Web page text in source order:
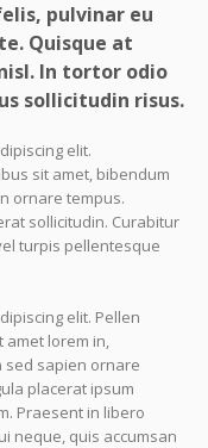
pulvinar eu
Quisque at
In tortor odio
sollicitudin risus.
elit.
sit amet, bibendum
ornare tempus.
sollicitudin. Curabitur
turpis pellentesque
elit. Pellen
amet lorem in,
sed sapien ornare
placerat ipsum
Praesent in libero
neque, quis accumsan